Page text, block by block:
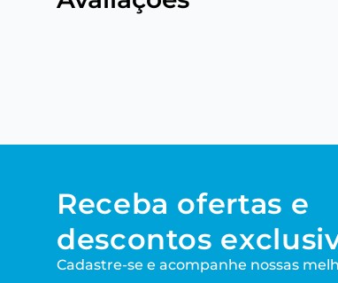
Receba ofertas e
descontos
Cadastre-se e acompanhe nossas